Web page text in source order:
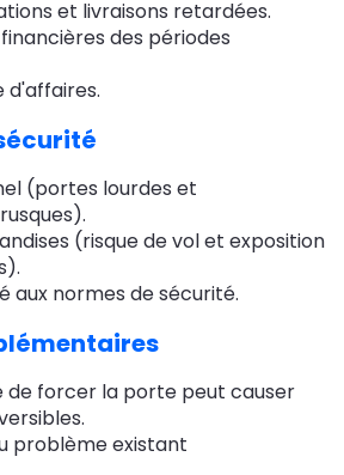
et livraisons retardées.
des périodes
d'affaires.
(portes lourdes et
(risque de vol et exposition
aux normes de sécurité.
de forcer la porte peut causer
problème existant